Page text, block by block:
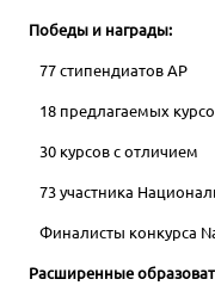
Победы и награды:
77 стипендиатов AP
18 предлагаемых
30 курсов с отличием
73 участника
Финалисты конкурса
Расширенные